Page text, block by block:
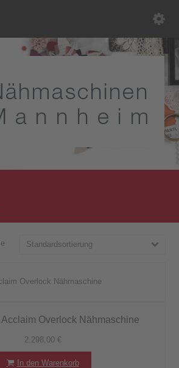
Standardsortierung
Acclaim Overlock Nähmaschine
2.298,00 €
In den Warenkorb